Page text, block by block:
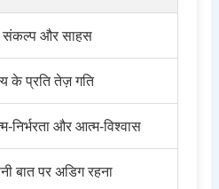
संकल्प और साहस
के प्रति तेज़ गति
निर्भरता और आत्म-विश्वास
बात पर अडिग रहना